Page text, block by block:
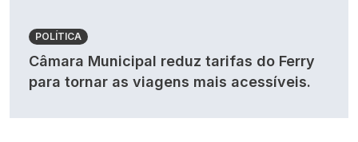
POLÍTICA
Câmara Municipal reduz tarifas do Ferry
para tornar as viagens mais acessíveis.